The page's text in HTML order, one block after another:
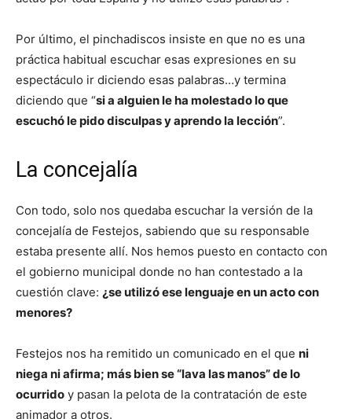
Por último, el pinchadiscos insiste en que no es una
práctica habitual escuchar esas expresiones en su
espectáculo ir diciendo esas palabras…y termina
diciendo que “si a alguien le ha molestado lo que
escuchó le pido disculpas y aprendo la lección”.
La concejalía
Con todo, solo nos quedaba escuchar la versión de la
concejalía de Festejos, sabiendo que su responsable
estaba presente allí. Nos hemos puesto en contacto con
el gobierno municipal donde no han contestado a la
cuestión clave: ¿se utilizó ese lenguaje en un acto con
menores?
Festejos nos ha remitido un comunicado en el que ni
niega ni afirma; más bien se “lava las manos” de lo
ocurrido y pasan la pelota de la contratación de este
animador a otros.